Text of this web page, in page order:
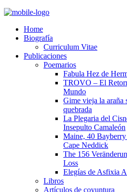
Home
Biografía
Curriculum Vitae​
Publicaciones
Poemarios
Fabula Hez de
TROVO – El
Mundo
Gime vieja la araña
quebrada
La Plegaria del
Insepulto Camaleón
Maine, 40
Cape Neddick
The 156
Loss
Elegías de Asfixia
Libros
Artículos de coyuntura